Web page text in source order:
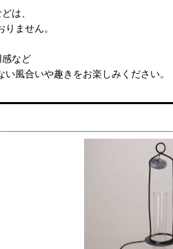
は、
ません。
など
風合いや趣きをお楽しみください。